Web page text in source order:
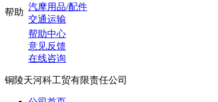
汽摩用品/配件
交通运输
帮助
帮助中心
意见反馈
在线咨询
铜陵天河科工贸有限责任公司